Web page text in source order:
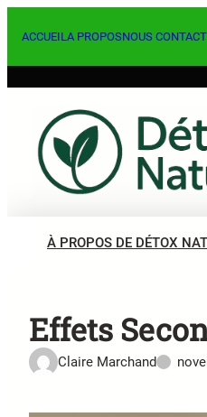
auACCUEILA PROPOSNOUS
À PROPOS DE DÉTOX
Effets
Claire Marchand